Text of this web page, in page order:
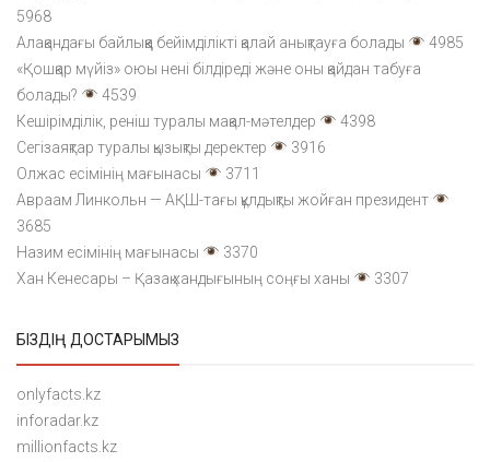
5968
Алақандағы байлыққа бейімділікті қалай анықтауға болады
4985
«Қошқар мүйіз» оюы нені білдіреді және оны қайдан табуға
болады?
4539
Кешірімділік, реніш туралы мақал-мәтелдер
4398
Сегізаяқтар туралы қызықты деректер
3916
Олжас есімінің мағынасы
3711
Авраам Линкольн — АҚШ-тағы құлдықты жойған президент
3685
Назим есімінің мағынасы
3370
Хан Кенесары – Қазақ хандығының соңғы ханы
3307
БІЗДІҢ ДОСТАРЫМЫЗ
onlyfacts.kz
inforadar.kz
millionfacts.kz